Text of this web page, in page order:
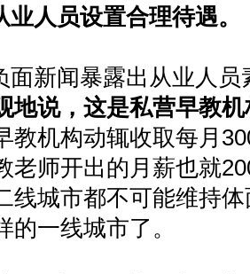
人员设置合理待遇。
面新闻暴露出从业人
地说，这是私营早教
教机构动辄收取每月
老师开出的月薪也就
线城市都不可能维持
一线城市了。